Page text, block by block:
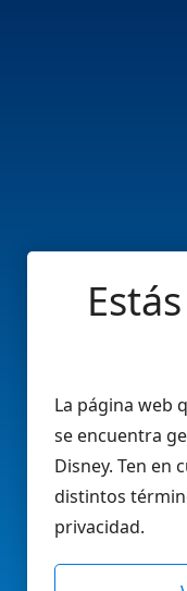
La página web
se encuentra
Disney. Ten en
distintos
privacidad.